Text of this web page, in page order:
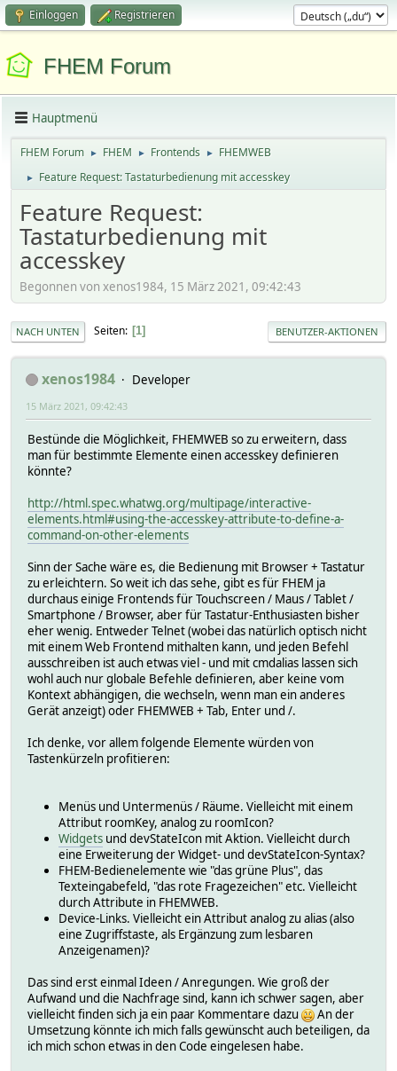
Einloggen Registrieren
FHEM Forum
Hauptmenü
FHEM Forum ► FHEM ► Frontends ► FHEMWEB
► Feature Request: Tastaturbedienung mit accesskey
Feature Request:
Tastaturbedienung mit
accesskey
Begonnen von xenos1984, 15 März 2021, 09:42:43
NACH UNTEN Seiten 1 BENUTZER-AKTIONEN
xenos1984 Developer
15 März 2021, 09:42:43
Bestünde die Möglichkeit, FHEMWEB so zu erweitern, dass
man für bestimmte Elemente einen accesskey definieren
könnte?
http://html.spec.whatwg.org/multipage/interactive-
elements.html#using-the-accesskey-attribute-to-define-a-
command-on-other-elements
Sinn der Sache wäre es, die Bedienung mit Browser + Tastatur
zu erleichtern. So weit ich das sehe, gibt es für FHEM ja
durchaus einige Frontends für Touchscreen / Maus / Tablet /
Smartphone / Browser, aber für Tastatur-Enthusiasten bisher
eher wenig. Entweder Telnet (wobei das natürlich optisch nicht
mit einem Web Frontend mithalten kann, und jeden Befehl
ausschreiben ist auch etwas viel - und mit cmdalias lassen sich
wohl auch nur globale Befehle definieren, aber keine vom
Kontext abhängigen, die wechseln, wenn man ein anderes
Gerät anzeigt) oder FHEMWEB + Tab, Enter und /.
Ich denke, vor allem folgende Elemente würden von
Tastenkürzeln profitieren:
Menüs und Untermenüs / Räume. Vielleicht mit einem
Attribut roomKey, analog zu roomIcon?
Widgets und devStateIcon mit Aktion. Vielleicht durch
eine Erweiterung der Widget- und devStateIcon-Syntax?
FHEM-Bedienelemente wie "das grüne Plus", das
Texteingabefeld, "das rote Fragezeichen" etc. Vielleicht
durch Attribute in FHEMWEB.
Device-Links. Vielleicht ein Attribut analog zu alias (also
eine Zugriffstaste, als Ergänzung zum lesbaren
Anzeigenamen)?
Das sind erst einmal Ideen / Anregungen. Wie groß der
Aufwand und die Nachfrage sind, kann ich schwer sagen, aber
vielleicht finden sich ja ein paar Kommentare dazu
An der
Umsetzung könnte ich mich falls gewünscht auch beteiligen, da
ich mich schon etwas in den Code eingelesen habe.